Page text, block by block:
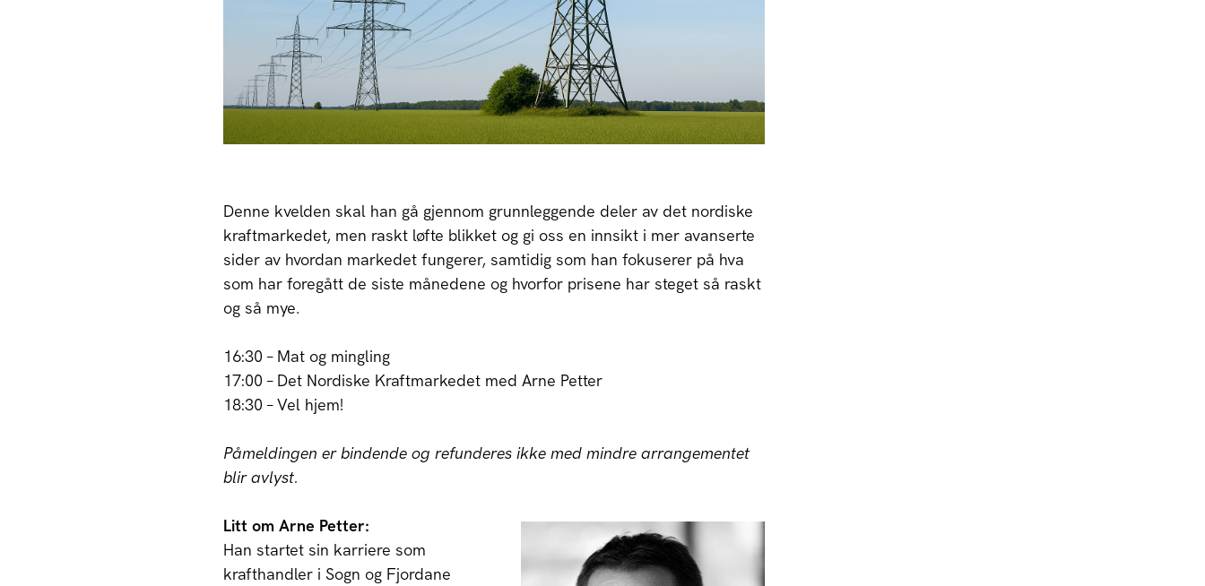
Denne kvelden skal han gå gjennom grunnleggende deler av det nordiske
kraftmarkedet, men raskt løfte blikket og gi oss en innsikt i mer avanserte
sider av hvordan markedet fungerer, samtidig som han fokuserer på hva
som har foregått de siste månedene og hvorfor prisene har steget så raskt
og så mye.
16:30 – Mat og mingling
17:00 – Det Nordiske Kraftmarkedet med Arne Petter
18:30 – Vel hjem!
Påmeldingen er bindende og refunderes ikke med mindre arrangementet
blir avlyst.
Litt om Arne Petter:
Han startet sin karriere som
krafthandler i Sogn og Fjordane